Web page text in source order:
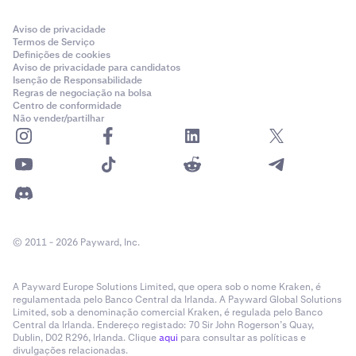
1 007 379
752 621
FI_BTCUSD_200228
os restantes 752 621 contratos foram atribuídos a
fornecedores de liquidez.
Receberá uma notificação por e-mailcaso a sua
Mesmo conceito base que uma liquidação Coin-M, com
uma diferença essencial: é aplicada uma Comissão de
Liquidação Total quando este passo é ativado. A
comissão corresponde a metade da percentagem
mínima de margem de manutenção do contrato. (ex.:
para PF_XBTUSD, a comissão de liquidação é de 0,5%,
metade do mínimo de 1% de MM).
Exemplo:
Tem uma posição longa de 10 contratos
PF_XBTUSD com um preço de entrada de 20 000 $. Valor
total da posição: 200 000 $. A sua margem de
A liquidação é ativada quando o preço de referência
É debitada imediatamente uma comissão de liquidação
de 1 000 $ (0,5% × 200 000 $)
É submetida uma ordem de venda IOC em torno de 19
Aviso de privacidade
Termos de Serviço
Definições de cookies
Aviso de privacidade para candidatos
Isenção de Responsabilidade
Regras de negociação na bolsa
Centro de conformidade
Não vender/partilhar
© 2011 - 2026 Payward, Inc.
A Payward Europe Solutions Limited, que opera sob o nome Kraken, é
regulamentada pelo Banco Central da Irlanda. A Payward Global Solutions
Limited, sob a denominação comercial Kraken, é regulada pelo Banco
Central da Irlanda. Endereço registado: 70 Sir John Rogerson’s Quay,
Dublin, D02 R296, Irlanda. Cliqueaqui para consultar as políticas e
divulgações relacionadas.